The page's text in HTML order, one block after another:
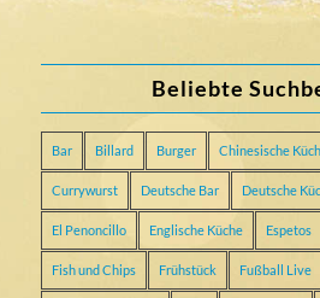
Beliebte
Bar Billard Burger Chinesische
Currywurst Deutsche Bar Deutsche
El Penoncillo Englische Küche Espetos
Fish und Chips Frühstück Fußball Live